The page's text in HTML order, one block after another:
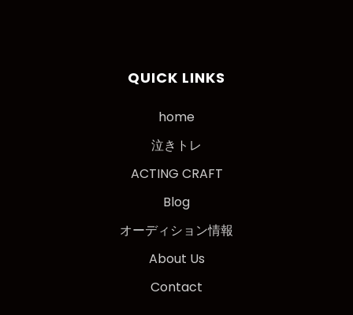
QUICK LINKS
home
泣きトレ
ACTING CRAFT
Blog
オーディション情報
About Us
Contact